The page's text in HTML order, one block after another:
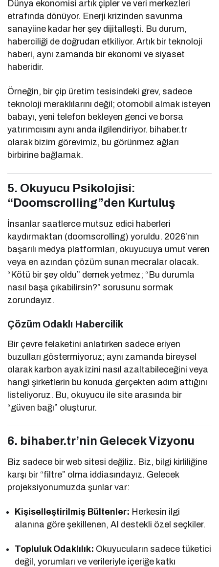
Dünya ekonomisi artık çipler ve veri merkezleri
etrafında dönüyor. Enerji krizinden savunma
sanayiine kadar her şey dijitalleşti. Bu durum,
haberciliği de doğrudan etkiliyor. Artık bir teknoloji
haberi, aynı zamanda bir ekonomi ve siyaset
haberidir.
Örneğin, bir çip üretim tesisindeki grev, sadece
teknoloji meraklılarını değil; otomobil almak isteyen
babayı, yeni telefon bekleyen genci ve borsa
yatırımcısını aynı anda ilgilendiriyor. bihaber.tr
olarak bizim görevimiz, bu görünmez ağları
birbirine bağlamak.
5. Okuyucu Psikolojisi:
“Doomscrolling”den Kurtuluş
İnsanlar saatlerce mutsuz edici haberleri
kaydırmaktan (doomscrolling) yoruldu. 2026’nın
başarılı medya platformları, okuyucuya umut veren
veya en azından çözüm sunan mecralar olacak.
“Kötü bir şey oldu” demek yetmez; “Bu durumla
nasıl başa çıkabilirsin?” sorusunu sormak
zorundayız.
Çözüm Odaklı Habercilik
Bir çevre felaketini anlatırken sadece eriyen
buzulları göstermiyoruz; aynı zamanda bireysel
olarak karbon ayak izini nasıl azaltabileceğini veya
hangi şirketlerin bu konuda gerçekten adım attığını
listeliyoruz. Bu, okuyucu ile site arasında bir
“güven bağı” oluşturur.
6. bihaber.tr’nin Gelecek Vizyonu
Biz sadece bir web sitesi değiliz. Biz, bilgi kirliliğine
karşı bir “filtre” olma iddiasındayız. Gelecek
projeksiyonumuzda şunlar var:
Kişiselleştirilmiş Bültenler: Herkesin ilgi
alanına göre şekillenen, AI destekli özel seçkiler.
Topluluk Odaklılık: Okuyucuların sadece tüketici
değil, yorumları ve verileriyle içeriğe katkı